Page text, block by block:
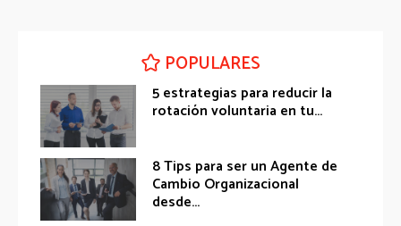
POPULARES
5 estrategias para reducir la
rotación voluntaria en tu...
8 Tips para ser un Agente de
Cambio Organizacional
desde...